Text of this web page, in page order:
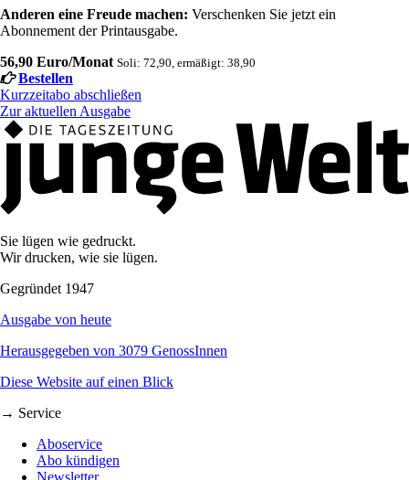
Anderen eine Freude machen: Verschenken Sie jetzt ein
Abonnement der Printausgabe.
56,90 Euro/Monat Soli: 72,90, ermäßigt: 38,90
Bestellen
Kurzzeitabo abschließen
Zur aktuellen Ausgabe
Sie lügen wie gedruckt.
Wir drucken, wie sie lügen.
Gegründet 1947
Ausgabe von heute
Herausgegeben von 3079 GenossInnen
Diese Website auf einen Blick
→ Service
Aboservice
Abo kündigen
Newsletter